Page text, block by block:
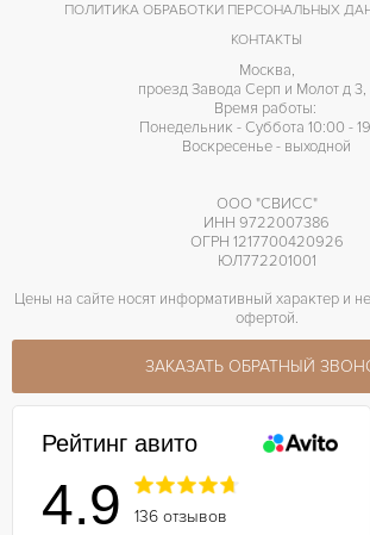
ПОЛИТИКА ОБРАБОТКИ ПЕРСОНАЛЬНЫХ
КОНТАКТЫ
Москва,
проезд Завода Серп и Молот д 3,
Время работы:
Понедельник - Суббота 10:00 -
Воскресенье - выходной
ООО "СВИСС"
ИНН 9722007386
ОГРН 1217700420926
ЮЛ772201001
Цены на сайте носят информативный характер и
офертой.
ЗАКАЗАТЬ ОБРАТНЫЙ
Рейтинг авито
4.9 136 отзывов